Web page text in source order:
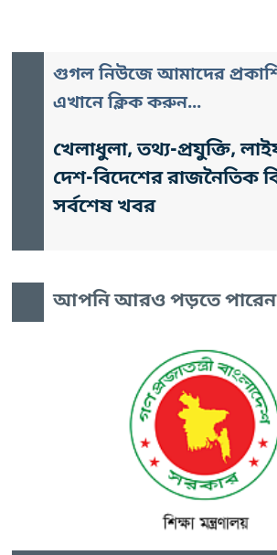
গুগল নিউজে আমাদের
এখানে ক্লিক করুন...
খেলাধুলা, তথ্য-প্রযুক্তি,
দেশ-বিদেশের রাজনৈতিক
সর্বশেষ খবর
আপনি আরও পড়তে পারেন